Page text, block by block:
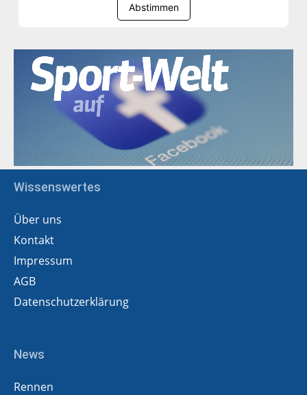
Abstimmen
Wissenswertes
Über uns
Kontakt
Impressum
AGB
Datenschutzerklärung
News
Rennen